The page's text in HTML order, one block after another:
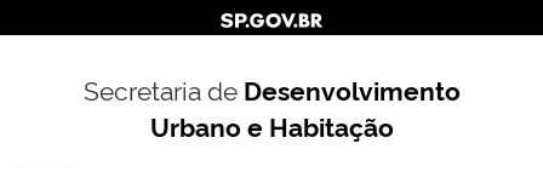
Secretaria de Desenvolvimento
Urbano e Habitação